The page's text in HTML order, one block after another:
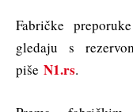
Fabričke
gledaju s
piše N1.rs.